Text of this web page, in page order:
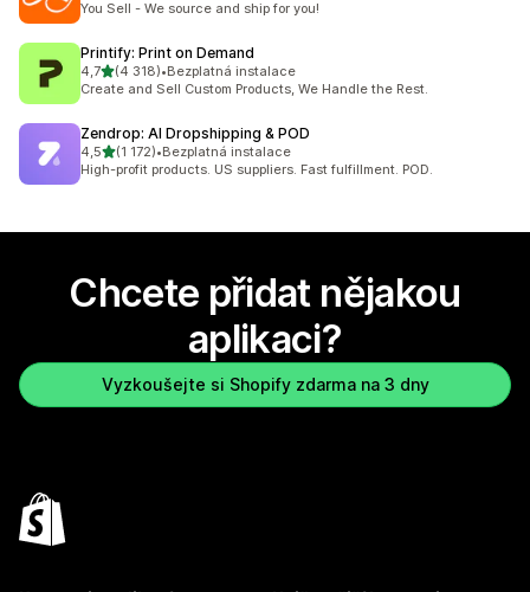
You Sell - We source and ship for you!
Printify: Print on Demand
4,7z 5 hvězd
(4 318)
Celkový počet recenzí: 4318
•Bezplatná instalace
Create and Sell Custom Products, We Handle the Rest.
Zendrop: AI Dropshipping & POD
4,5z 5 hvězd
(1 172)
Celkový počet recenzí: 1172
•Bezplatná instalace
High-profit products. US suppliers. Fast fulfillment. POD.
Chcete přidat nějakou
aplikaci?
Vyzkoušejte si Shopify zdarma na 3 dny